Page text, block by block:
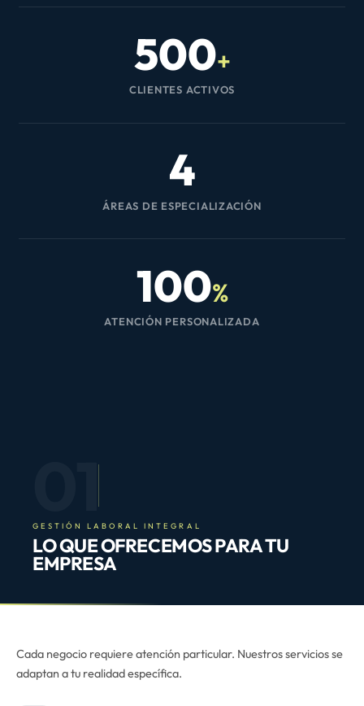
500+
CLIENTES ACTIVOS
4
ÁREAS DE ESPECIALIZACIÓN
100%
ATENCIÓN PERSONALIZADA
01
GESTIÓN LABORAL INTEGRAL
LO QUE OFRECEMOS PARA TU
EMPRESA
Cada negocio requiere atención particular. Nuestros servicios se
adaptan a tu realidad específica.